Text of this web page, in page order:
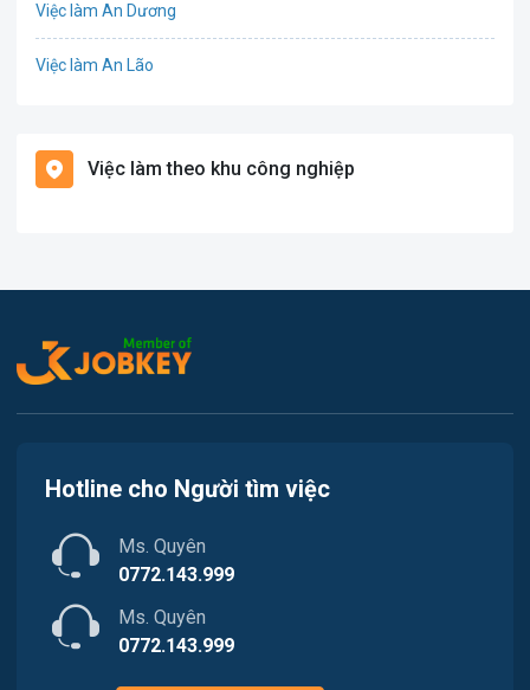
Văn Phòng
Lao Động Phổ Thông
Nhà hàng / Khách sạn
Nhân sự
Việc làm An Dương
Việc làm An Lão
Việc làm Cát Hải
Việc làm Tiên Lãng
Việc làm Hòa Bình
Việc làm Nam Triệu
Việc làm Bạch Đằng
Việc làm theo khu công nghiệp
Hotline cho Người tìm việc
Ms. Quyên
0772.143.999
Ms. Quyên
0772.143.999